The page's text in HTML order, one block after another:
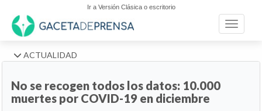
Ir a Versión Clásica o escritorio
Toggle
ACTUALIDAD
No se recogen todos los datos: 10.000
muertes por COVID-19 en diciembre